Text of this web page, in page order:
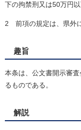
下の拘禁刑又は50万円以
2 前項の規定は、県外
趣旨
本条は、公文書開示審
るものである。
解説